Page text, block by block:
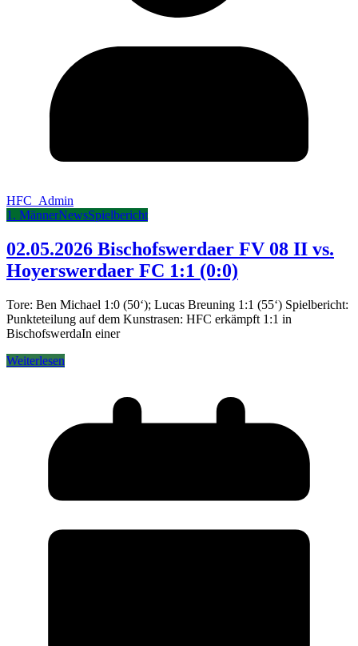
HFC_Admin
1. MännerNewsSpielbericht
02.05.2026 Bischofswerdaer FV 08 II vs.
Hoyerswerdaer FC 1:1 (0:0)
Tore: Ben Michael 1:0 (50‘); Lucas Breuning 1:1 (55‘) Spielbericht:
Punkteteilung auf dem Kunstrasen: HFC erkämpft 1:1 in
BischofswerdaIn einer
Weiterlesen